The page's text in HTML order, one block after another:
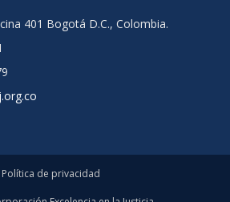
401 Bogotá D.C., Colombia.
Política de privacidad